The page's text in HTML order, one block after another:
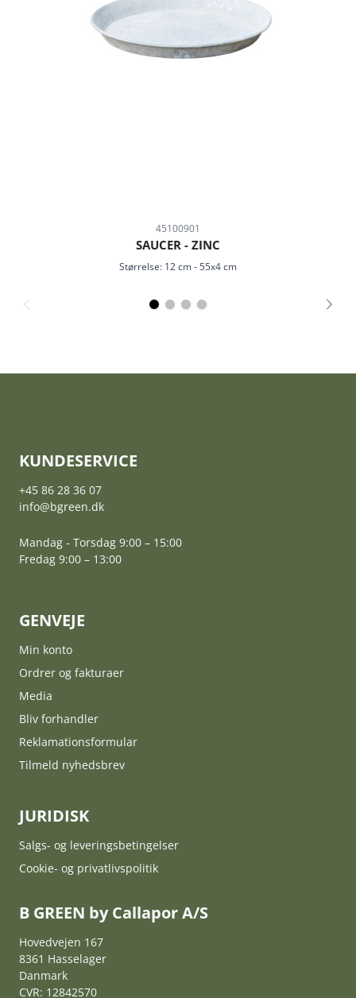
45100901
SAUCER - ZINC
Størrelse: 12 cm-55x4 cm
KUNDESERVICE
+45 86 28 36 07
info@bgreen.dk
Mandag - Torsdag 9:00 – 15:00
Fredag 9:00 – 13:00
GENVEJE
Min konto
Ordrer og fakturaer
Media
Bliv forhandler
Reklamationsformular
Tilmeld nyhedsbrev
JURIDISK
Salgs- og leveringsbetingelser
Cookie- og privatlivspolitik
B GREEN by Callapor A/S
Hovedvejen 167
8361 Hasselager
Danmark
CVR: 12842570